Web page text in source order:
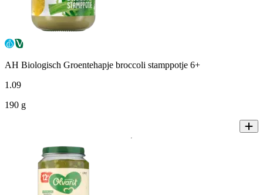
AH Biologisch Groentehapje broccoli stamppotje 6+
1 .09
190 g